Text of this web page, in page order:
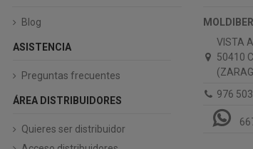
Blog
ASISTENCIA
Preguntas frecuentes
ÁREA DISTRIBUIDORES
Quieres ser distribuidor
VISTA
50410
976